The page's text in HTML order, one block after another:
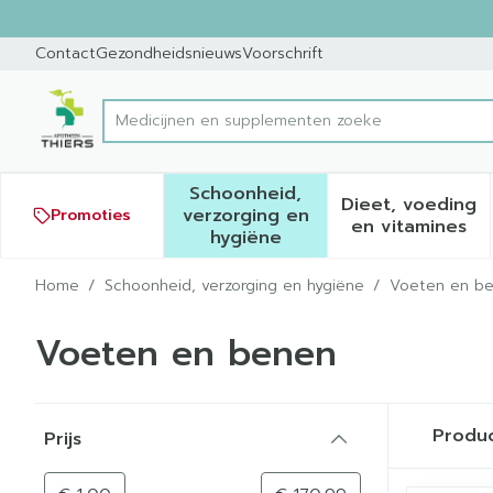
ContactGezondheidsnieuwsVoorschrift
Product, merk, categorie...
Promoties
Schoonheid,
verzorging en
hygiëneToon submenu voor
Dieet, voeding
en vitamines
Toon
Home / Schoonheid, verzorging en hygiëne / Voeten en
Voeten en benen
Prijs